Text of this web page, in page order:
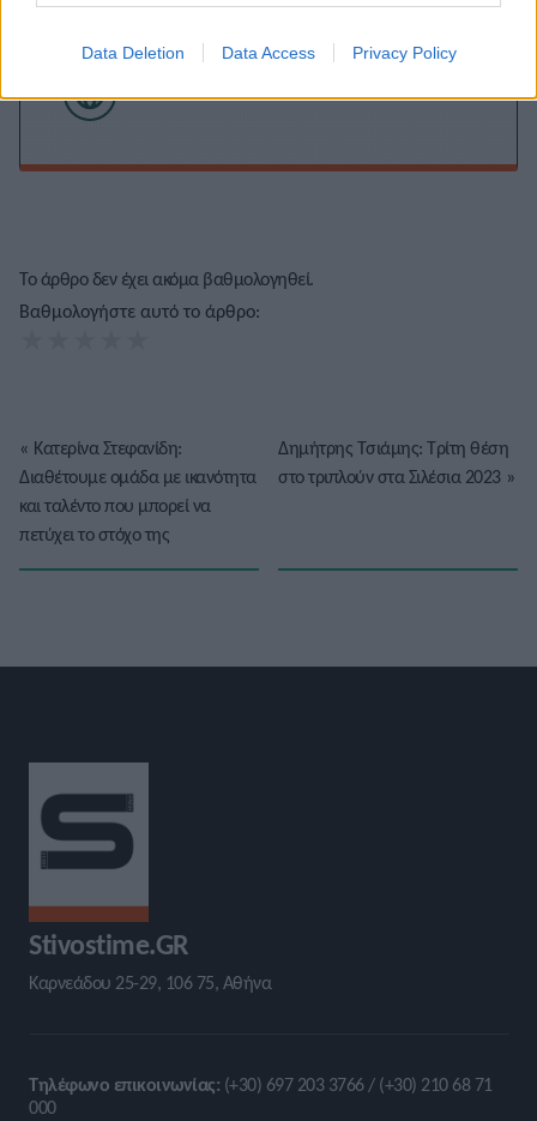
Data Deletion Data Access Privacy Policy
για τον Στίβο, Media, Viral κι όχι μόνο. Δεν έχω καλή
αρέσει να γράφω τα άρθρα μου σφαιρικά και να
τα reality games κι ο αθλητισμός.
Το άρθρο δεν έχει ακόμα βαθμολογηθεί.
Βαθμολογήστε αυτό το άρθρο:
« Κατερίνα Στεφανίδη:
Διαθέτουμε ομάδα με ικανότητα
και ταλέντο που μπορεί να
πετύχει το στόχο της
Δημήτρης Τσιάμης: Τρίτη θέση
στο τριπλούν στα Σιλέσια 2023»
Stivostime.GR
Καρνεάδου 25-29, 106 75, Αθήνα
Τηλέφωνο επικοινωνίας: (+30) 697 203 3766 / (+30) 210 68 71
000